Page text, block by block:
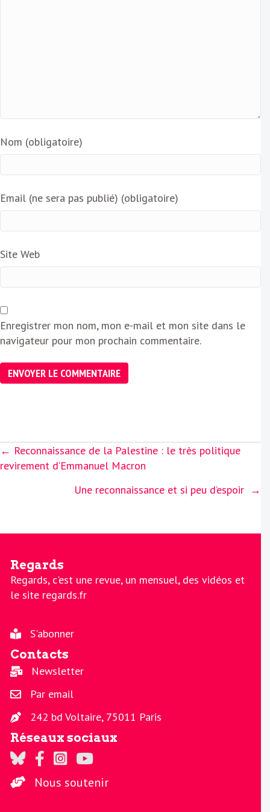
Nom (obligatoire)
Email (ne sera pas publié) (obligatoire)
Site Web
Enregistrer mon nom, mon e-mail et mon site dans le
navigateur pour mon prochain commentaire.
Posts
navigation
← Reconnaissance de la Palestine : le très politique
revirement d’Emmanuel Macron
Une reconnaissance et si peu d’espoir →
Regards
Regards, c'est une revue, un mensuel, des vidéos et
le site regards.fr
S'abonner
Contacts
Newsletter
Par email
242 bd Voltaire, 75011 Paris
Réseaux sociaux
Regards sur Twitter
Regards sur Facebook
Regards sur Instagram
La chaine Regards sur Youtube
Nous soutenir